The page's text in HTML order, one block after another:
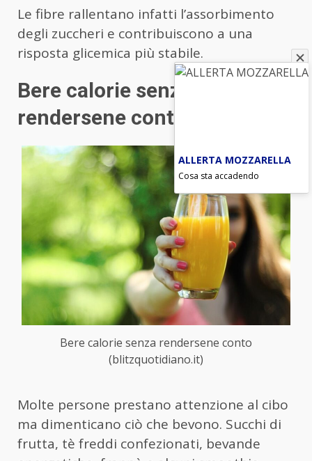
Le fibre rallentano infatti l’assorbimento
degli zuccheri e contribuiscono a una
risposta glicemica più stabile.
Bere calorie senza
rendersene conto
Bere calorie senza rendersene conto
(blitzquotidiano.it)
Molte persone prestano attenzione al cibo
ma dimenticano ciò che bevono. Succhi di
frutta, tè freddi confezionati, bevande
ALLERTA MOZZARELLA
Cosa sta accadendo